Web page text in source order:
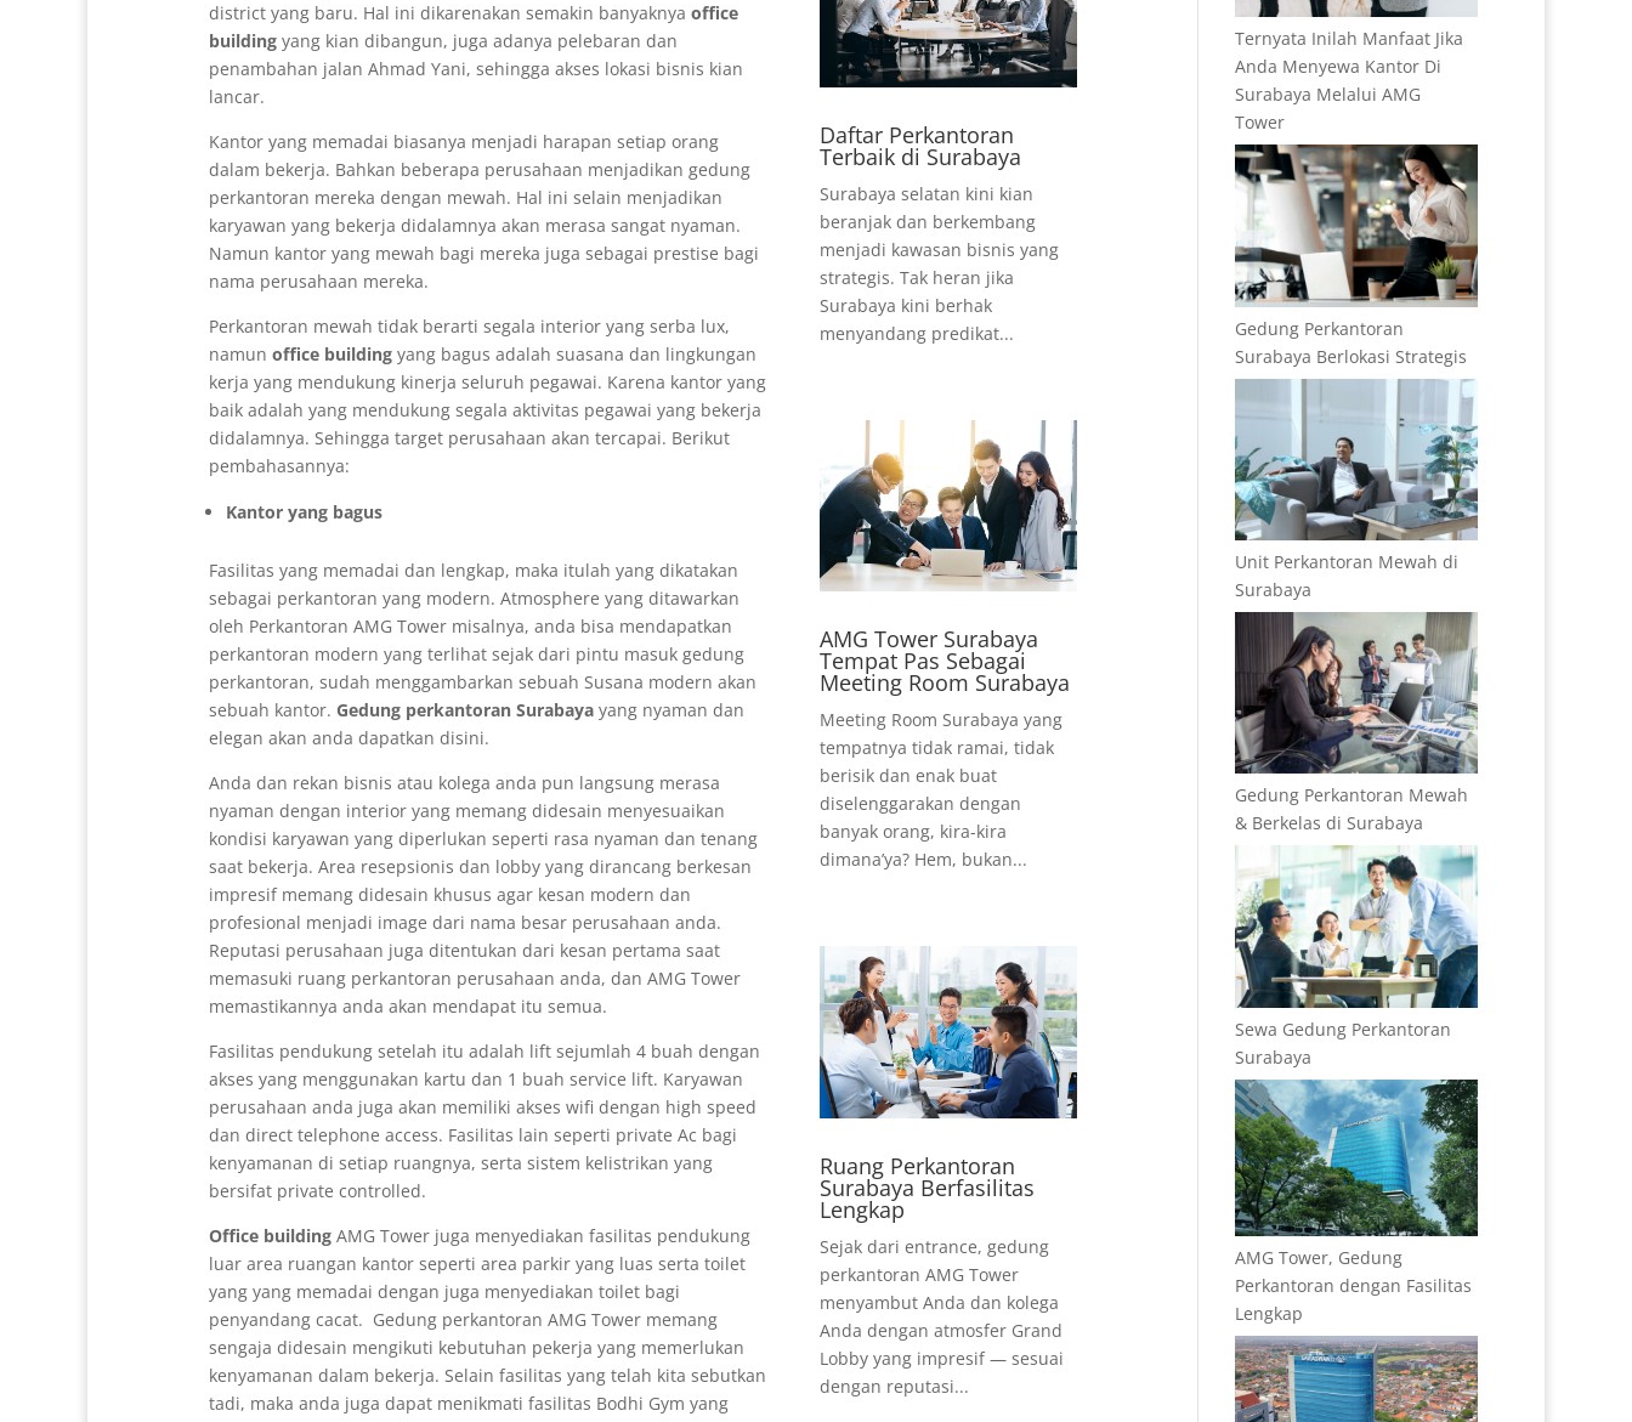
district yang baru. Hal ini dikarenakan semakin banyaknya office
buildingyang kian dibangun, juga adanya pelebaran dan
penambahan jalan Ahmad Yani, sehingga akses lokasi bisnis kian
lancar.
Kantor yang memadai biasanya menjadi harapan setiap orang
dalam bekerja. Bahkan beberapa perusahaan menjadikan gedung
perkantoran mereka dengan mewah. Hal ini selain menjadikan
karyawan yang bekerja didalamnya akan merasa sangat nyaman.
Namun kantor yang mewah bagi mereka juga sebagai prestise bagi
nama perusahaan mereka.
Perkantoran mewah tidak berarti segala interior yang serba lux,
namun office buildingyang bagus adalah suasana dan lingkungan
kerja yang mendukung kinerja seluruh pegawai. Karena kantor yang
baik adalah yang mendukung segala aktivitas pegawai yang bekerja
didalamnya. Sehingga target perusahaan akan tercapai. Berikut
pembahasannya:
Kantor yang bagus
Fasilitas yang memadai dan lengkap, maka itulah yang dikatakan
sebagai perkantoran yang modern. Atmosphere yang ditawarkan
oleh Perkantoran AMG Tower misalnya, anda bisa mendapatkan
perkantoran modern yang terlihat sejak dari pintu masuk gedung
perkantoran, sudah menggambarkan sebuah Susana modern akan
sebuah kantor. Gedung perkantoran Surabaya yang nyaman dan
elegan akan anda dapatkan disini.
Anda dan rekan bisnis atau kolega anda pun langsung merasa
nyaman dengan interior yang memang didesain menyesuaikan
kondisi karyawan yang diperlukan seperti rasa nyaman dan tenang
saat bekerja. Area resepsionis dan lobby yang dirancang berkesan
impresif memang didesain khusus agar kesan modern dan
profesional menjadi image dari nama besar perusahaan anda.
Reputasi perusahaan juga ditentukan dari kesan pertama saat
memasuki ruang perkantoran perusahaan anda, dan AMG Tower
memastikannya anda akan mendapat itu semua.
Fasilitas pendukung setelah itu adalah lift sejumlah 4 buah dengan
akses yang menggunakan kartu dan 1 buah service lift. Karyawan
perusahaan anda juga akan memiliki akses wifi dengan high speed
dan direct telephone access. Fasilitas lain seperti private Ac bagi
kenyamanan di setiap ruangnya, serta sistem kelistrikan yang
bersifat private controlled.
Office buildingAMG Tower juga menyediakan fasilitas pendukung
luar area ruangan kantor seperti area parkir yang luas serta toilet
yang yang memadai dengan juga menyediakan toilet bagi
penyandang cacat. Gedung perkantoran AMG Tower memang
sengaja didesain mengikuti kebutuhan pekerja yang memerlukan
kenyamanan dalam bekerja. Selain fasilitas yang telah kita sebutkan
tadi, maka anda juga dapat menikmati fasilitas Bodhi Gym yang
Daftar Perkantoran
Terbaik di Surabaya
Surabaya selatan kini kian
beranjak dan berkembang
menjadi kawasan bisnis yang
strategis. Tak heran jika
Surabaya kini berhak
menyandang predikat...
AMG Tower Surabaya
Tempat Pas Sebagai
Meeting Room Surabaya
Meeting Room Surabaya yang
tempatnya tidak ramai, tidak
berisik dan enak buat
diselenggarakan dengan
banyak orang, kira-kira
dimana’ya? Hem, bukan...
Ruang Perkantoran
Surabaya Berfasilitas
Lengkap
Sejak dari entrance, gedung
perkantoran AMG Tower
menyambut Anda dan kolega
Anda dengan atmosfer Grand
Lobby yang impresif — sesuai
dengan reputasi...
Ternyata Inilah Manfaat Jika
Anda Menyewa Kantor Di
Surabaya Melalui AMG
Tower
Gedung Perkantoran
Surabaya Berlokasi Strategis
Unit Perkantoran Mewah di
Surabaya
Gedung Perkantoran Mewah
& Berkelas di Surabaya
Sewa Gedung Perkantoran
Surabaya
AMG Tower, Gedung
Perkantoran dengan Fasilitas
Lengkap